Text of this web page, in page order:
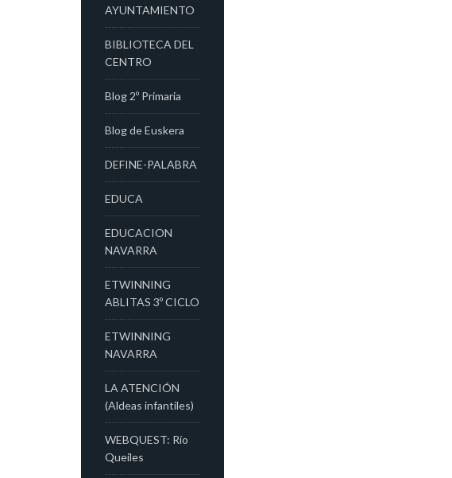
AYUNTAMIENTO
BIBLIOTECA DEL
CENTRO
Blog 2º Primaria
Blog de Euskera
DEFINE-PALABRA
EDUCA
EDUCACION
NAVARRA
ETWINNING
ABLITAS 3º CICLO
ETWINNING
NAVARRA
LA ATENCIÓN
(Aldeas infantiles)
WEBQUEST: Río
Queiles